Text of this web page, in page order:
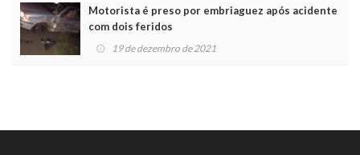
Motorista é preso por embriaguez após acidente
com dois feridos
19 de dezembro de 2021